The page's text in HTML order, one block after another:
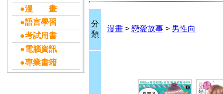
●漫 畫
●語言學習
●考試用書
●電腦資訊
●專業書籍
分
類
漫畫 > 戀愛故事 > 男性向